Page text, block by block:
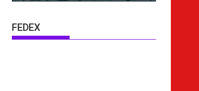
FEDEX